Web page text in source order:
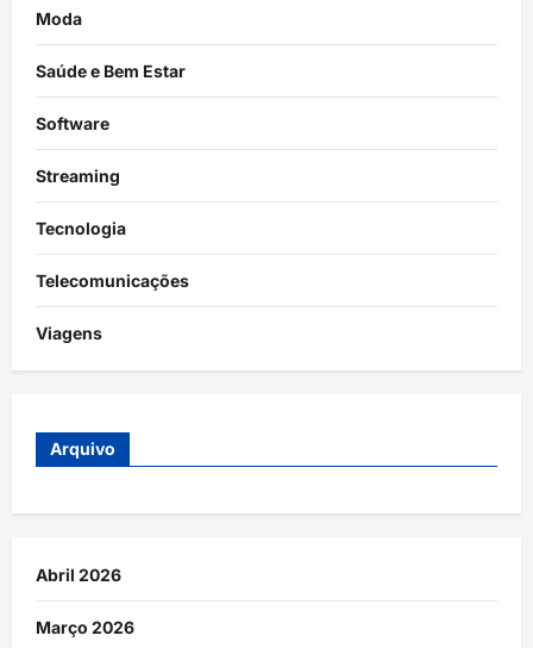
Moda
Saúde e Bem Estar
Software
Streaming
Tecnologia
Telecomunicações
Viagens
Arquivo
Abril 2026
Março 2026